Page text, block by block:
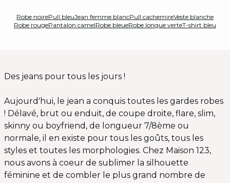
Robe noirePull bleuJean femme blancPull cachemireVeste blanche
Robe rougePantalon camelRobe bleueRobe longue verteT-shirt bleu
Des jeans pour tous les jours !
Aujourd'hui, le jean a conquis toutes les gardes robes
! Délavé, brut ou enduit, de coupe droite, flare, slim,
skinny ou boyfriend, de longueur 7/8ème ou
normale, il en existe pour tous les goûts, tous les
styles et toutes les morphologies. Chez Maison 123,
nous avons à coeur de sublimer la silhouette
féminine et de combler le plus grand nombre de